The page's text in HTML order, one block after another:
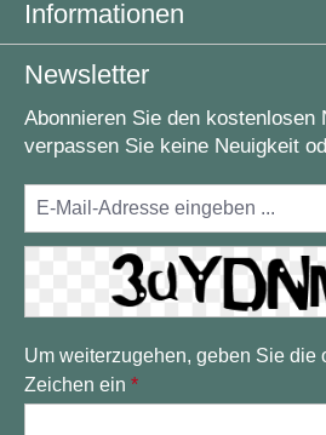
Informationen
Newsletter
Abonnieren Sie den kostenlosen
verpassen Sie keine Neuigkeit
Um weiterzugehen, geben Sie die
Zeichen ein *